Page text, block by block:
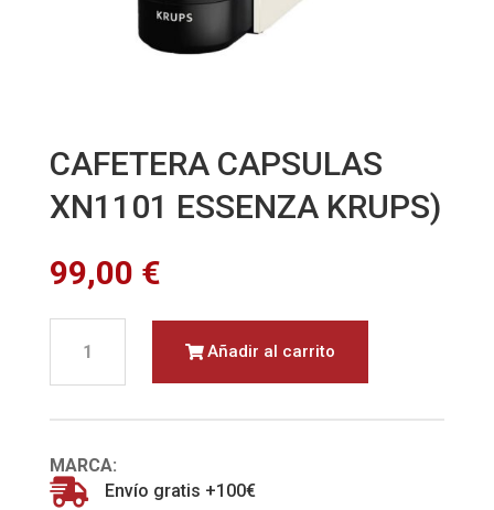
CAFETERA CAPSULAS
XN1101 ESSENZA KRUPS)
99,00 €
CAPSULAS
Añadir al carrito
MARCA:
 Envío gratis +100€